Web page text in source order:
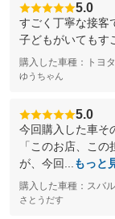
5.0
すごく丁寧な接客
子どもがいてもす
購入した車種：トヨ
ゆうちゃん
5.0
今回購入した車そ
「このお店、こ
が、今回...
もっと
購入した車種：スバ
さとうだす